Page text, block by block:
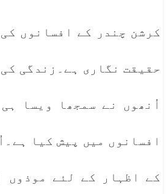
کرشن چندر کے افسانوں
حقیقت نگاری ہے۔زندگی
اُنھوں نے سمجھا ویسا
افسانوں میں پیش کیا
کے اظہار کے لئے موذوں